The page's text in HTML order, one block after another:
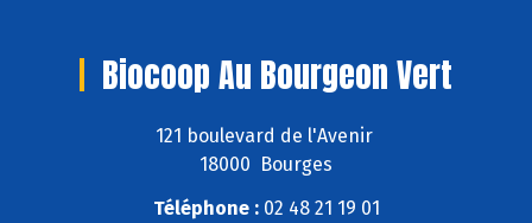
Biocoop Au Bourgeon Vert
121 boulevard de l'Avenir
18000 Bourges
Téléphone :02 48 21 19 01